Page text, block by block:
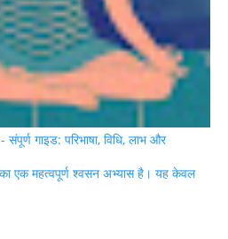
गाइड: परिभाषा, विधि, लाभ और
का एक महत्वपूर्ण श्वसन अभ्यास है। यह केवल